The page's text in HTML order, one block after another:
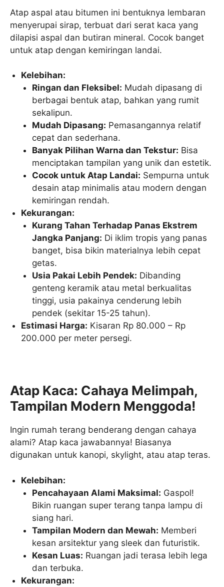
Atap aspal atau bitumen ini bentuknya lembaran
menyerupai sirap, terbuat dari serat kaca yang
dilapisi aspal dan butiran mineral. Cocok banget
untuk atap dengan kemiringan landai.
Kelebihan:
Ringan dan Fleksibel: Mudah dipasang di
berbagai bentuk atap, bahkan yang rumit
sekalipun.
Mudah Dipasang: Pemasangannya relatif
cepat dan sederhana.
Banyak Pilihan Warna dan Tekstur: Bisa
menciptakan tampilan yang unik dan estetik.
Cocok untuk Atap Landai: Sempurna untuk
desain atap minimalis atau modern dengan
kemiringan rendah.
Kekurangan:
Kurang Tahan Terhadap Panas Ekstrem
Jangka Panjang: Di iklim tropis yang panas
banget, bisa bikin materialnya lebih cepat
getas.
Usia Pakai Lebih Pendek: Dibanding
genteng keramik atau metal berkualitas
tinggi, usia pakainya cenderung lebih
pendek (sekitar 15-25 tahun).
Estimasi Harga: Kisaran Rp 80.000 – Rp
200.000 per meter persegi.
Atap Kaca: Cahaya Melimpah,
Tampilan Modern Menggoda!
Ingin rumah terang benderang dengan cahaya
alami? Atap kaca jawabannya! Biasanya
digunakan untuk kanopi, skylight, atau atap teras.
Kelebihan:
Pencahayaan Alami Maksimal: Gaspol!
Bikin ruangan super terang tanpa lampu di
siang hari.
Tampilan Modern dan Mewah: Memberi
kesan arsitektur yang sleek dan futuristik.
Kesan Luas: Ruangan jadi terasa lebih lega
dan terbuka.
Kekurangan: